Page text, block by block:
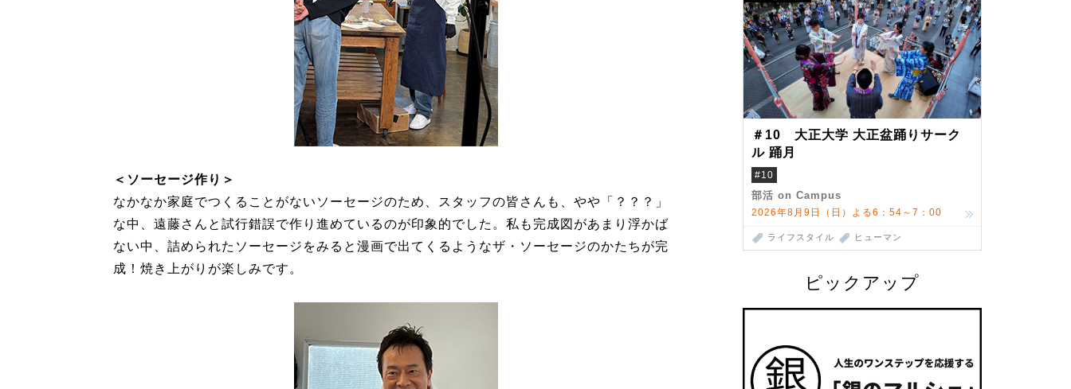
＃10 大正大学 大正盆踊りサーク
ル 踊月
#10
部活 on Campus
2026年8月9日（日）よる6：54～7：00
ライフスタイル ヒューマン
ピックアップ
＜ソーセージ作り＞
なかなか家庭でつくることがないソーセージのため、スタッフの皆さんも、やや「？？？」
な中、遠藤さんと試行錯誤で作り進めているのが印象的でした。私も完成図があまり浮かば
ない中、詰められたソーセージをみると漫画で出てくるようなザ・ソーセージのかたちが完
成！焼き上がりが楽しみです。